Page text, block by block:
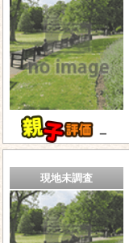
－
現地未調査